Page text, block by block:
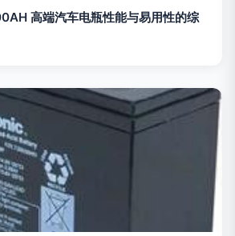
高端汽车电瓶性能与易用性的综